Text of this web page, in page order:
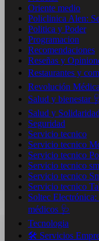
Oriente medio
Policlinica Alen:
Politica y Poder
Programacion
Recomendaciones
Reseñas y
Restaurantes y
Revolución
Salud y bienestar
Salud y Solidaridad
Seguridad
Servicio tecnico
Servicio tecnico
Servicio tecnico
Servicio tecnico
Servicio tecnico
Servicio tecnico
Soltec
médicos 🩺
Tecnologia
🛠️ Servicios